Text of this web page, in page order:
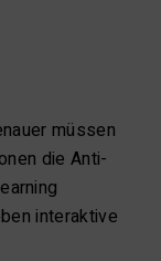
müssen
die Anti-
interaktive